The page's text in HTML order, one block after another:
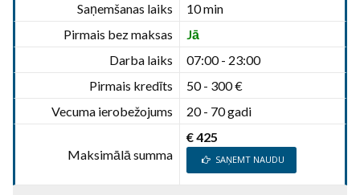
Saņemšanas laiks
10 min
Pirmais bez maksas
Jā
Darba laiks
07:00 - 23:00
Pirmais kredīts
50 - 300 €
Vecuma ierobežojums
20 - 70 gadi
Maksimālā summa
€ 425
SAŅEMT NAUDU